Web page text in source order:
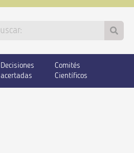
Decisiones
acertadas
Comités
Científicos